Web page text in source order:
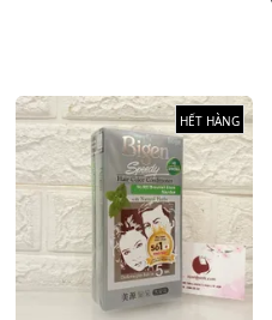
HẾT HÀNG